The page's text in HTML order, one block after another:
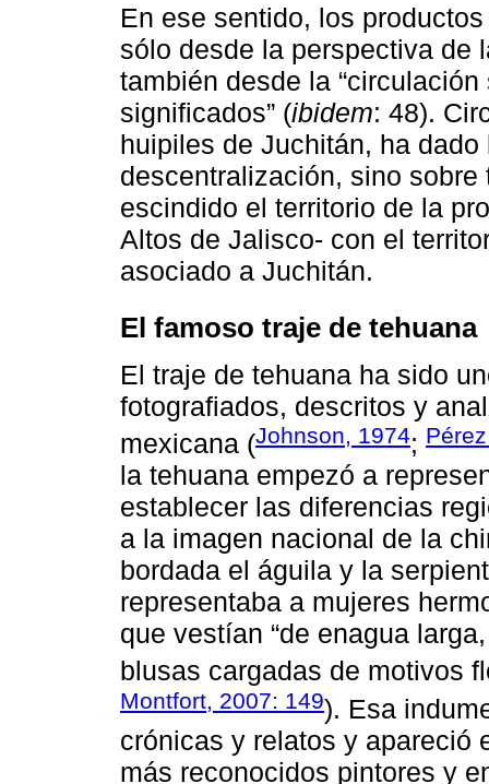
En ese sentido, los
sólo desde la perspectiva de
también desde la
significados” (ibidem: 48).
huipiles de Juchitán, ha
descentralización, sino
escindido el territorio de la
Altos de Jalisco- con el
asociado a Juchitán.
El famoso traje de tehuana
El traje de tehuana ha sido
fotografiados, descritos y
mexicana (Johnson, 1974;
la tehuana empezó a
establecer las diferencias
a la imagen nacional de la
bordada el águila y la
representaba a mujeres
que vestían “de enagua
blusas cargadas de motivos
Montfort, 2007: 149). Esa
crónicas y relatos y apareció
más reconocidos pintores y